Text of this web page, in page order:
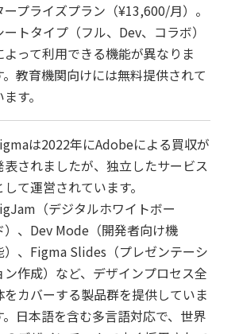
ープライズプラン（¥13,600/月）。
ートタイプ（フル、Dev、コラボ）
よって利用できる機能が異なりま
。教育機関向けには無料提供されて
ます。
は2022年にAdobeによる買収が
表されましたが、独立したサービス
して運営されています。
（デジタルホワイトボー
）、Dev Mode（開発者向け機
）、Figma Slides（プレゼンテーシ
ン作成）など、デザインプロセス全
をカバーする製品群を提供していま
。日本語を含む多言語対応で、世界